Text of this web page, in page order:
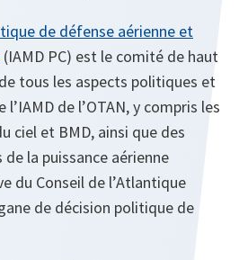
de défense aérienne et
(IAMD PC) est le comité de haut
tous les aspects politiques et
de l’OTAN, y compris les
ciel et BMD, ainsi que des
la puissance aérienne
du Conseil de l’Atlantique
de décision politique de